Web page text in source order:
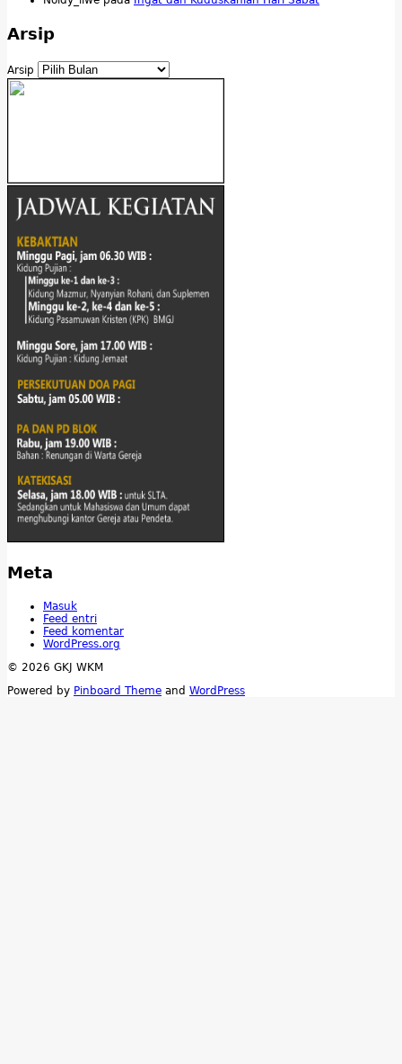
Arsip
Arsip
Meta
Masuk
Feed entri
Feed komentar
WordPress.org
© 2026 GKJ WKM
Powered by Pinboard Theme and WordPress